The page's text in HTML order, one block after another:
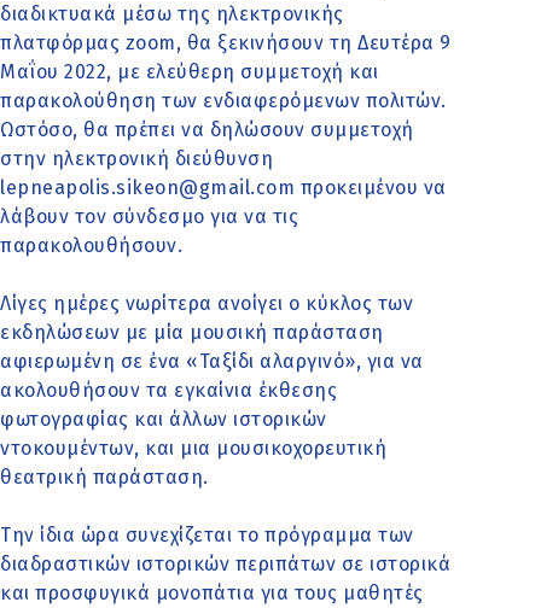
διαδικτυακά μέσω της ηλεκτρονικής
πλατφόρμας zoom, θα ξεκινήσουν τη Δευτέρα 9
Μαΐου 2022, με ελεύθερη συμμετοχή και
παρακολούθηση των ενδιαφερόμενων πολιτών.
Ωστόσο, θα πρέπει να δηλώσουν συμμετοχή
στην ηλεκτρονική διεύθυνση
lepneapolis.sikeon@gmail.com προκειμένου να
λάβουν τον σύνδεσμο για να τις
παρακολουθήσουν.
Λίγες ημέρες νωρίτερα ανοίγει ο κύκλος των
εκδηλώσεων με μία μουσική παράσταση
αφιερωμένη σε ένα «Ταξίδι αλαργινό», για να
ακολουθήσουν τα εγκαίνια έκθεσης
φωτογραφίας και άλλων ιστορικών
ντοκουμέντων, και μια μουσικοχορευτική
θεατρική παράσταση.
Την ίδια ώρα συνεχίζεται το πρόγραμμα των
διαδραστικών ιστορικών περιπάτων σε ιστορικά
και προσφυγικά μονοπάτια για τους μαθητές